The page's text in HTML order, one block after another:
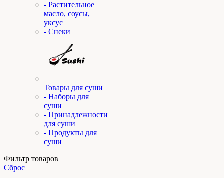
- Растительное
масло, соусы,
уксус
- Снеки
Товары для суши
- Наборы для
суши
- Принадлежности
для суши
- Продукты для
суши
Фильтр товаров
Сброс